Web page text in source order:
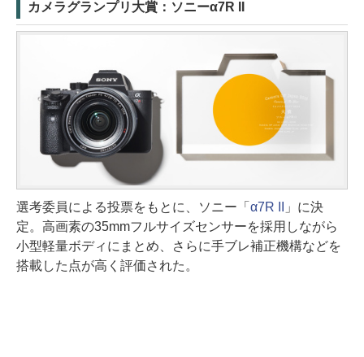
カメラグランプリ大賞：ソニーα7R II
選考委員による投票をもとに、ソニー「 α7R II
」に決
定。高画素の35mmフルサイズセンサーを採用しながら
小型軽量ボディにまとめ、さらに手ブレ補正機構などを
搭載した点が高く評価された。